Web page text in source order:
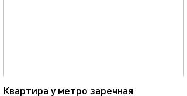
Квартира у метро заречная